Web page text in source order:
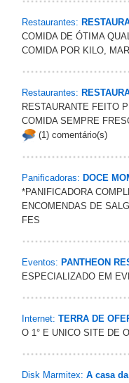
Restaurantes:
COMIDA DE ÓTIMA
COMIDA POR KILO,
Restaurantes:
RESTAURANTE FEITO
COMIDA SEMPRE
(1) comentário(s)
Panificadoras: DOCE
*PANIFICADORA
ENCOMENDAS DE
FES
Eventos: PANTHEON
ESPECIALIZADO EM
Internet: TERRA DE
O 1° E UNICO SITE DE
Disk Marmitex: A casa